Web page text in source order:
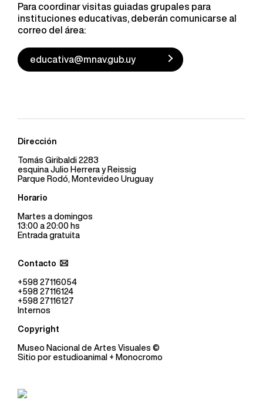
Para coordinar visitas guiadas grupales para
instituciones educativas, deberán comunicarse al
correo del área:
educativa@mnav.gub.uy
Dirección
Tomás Giribaldi 2283
esquina Julio Herrera y Reissig
Parque Rodó, Montevideo Uruguay
Horario
Martes a domingos
13:00 a 20:00 hs
Entrada gratuita
Contacto
+598 27116054
+598 27116124
+598 27116127
Internos
Copyright
Museo Nacional de Artes Visuales ©
Sitio por estudioanimal + Monocromo